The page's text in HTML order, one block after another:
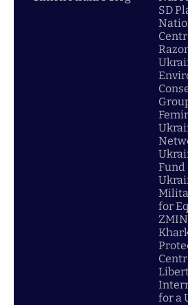
SD
Fund
for
for a